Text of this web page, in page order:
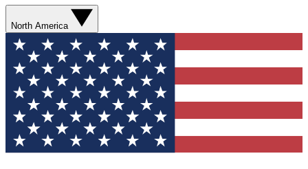
North America